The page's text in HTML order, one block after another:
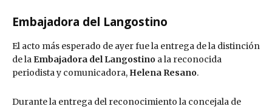
Embajadora del Langostino
El acto más esperado de ayer fue la entrega de la distinción
de la Embajadora del Langostino a la reconocida
periodista y comunicadora, Helena Resano.
Durante la entrega del reconocimiento la concejala de